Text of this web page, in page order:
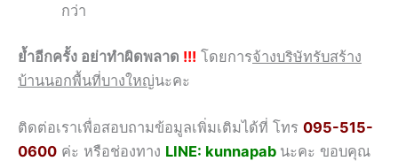
กว่า
ย้ำอีกครั้ง อย่าทำผิดพลาด !!! โดยการจ้างบริษัทรับสร้าง
บ้านนอกพื้นที่บางใหญ่นะคะ
ติดต่อเราเพื่อสอบถามข้อมูลเพิ่มเติมได้ที่ โทร 095-515-
0600 ค่ะ หรือช่องทาง LINE: kunnapab นะคะ ขอบคุณ